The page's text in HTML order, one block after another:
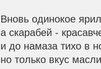
Вновь одинокое
а скарабей -
и до намаза тихо в
но только вкус